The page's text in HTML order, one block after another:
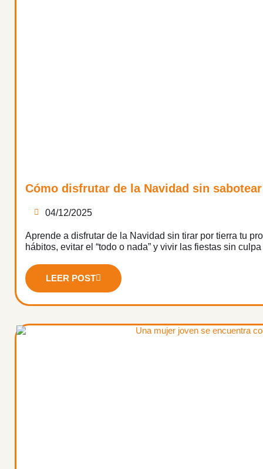
Cómo disfrutar de la Navidad sin
04/12/2025
Aprende a disfrutar de la Navidad sin tirar por tierra tu
hábitos, evitar el “todo o nada” y vivir las fiestas sin
LEER POST